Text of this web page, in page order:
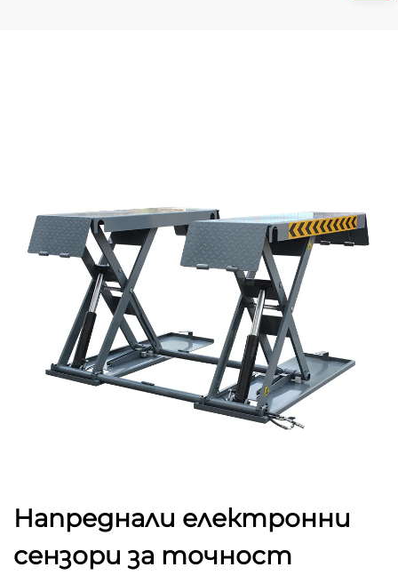
Напреднали електронни
сензори за точност